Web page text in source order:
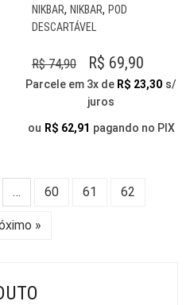
34,90
64,90
NIKBAR, NIKBAR, POD
DESCARTÁVEL
SER
R$74,90
O
PREÇO
ORIGINAL
ERA:
R$ 69,90
PREÇO
É:
Parcele em 3x de R$ 23,30 s/
juros
ou R$ 62,91 pagando no PIX
… 60 61 62
»